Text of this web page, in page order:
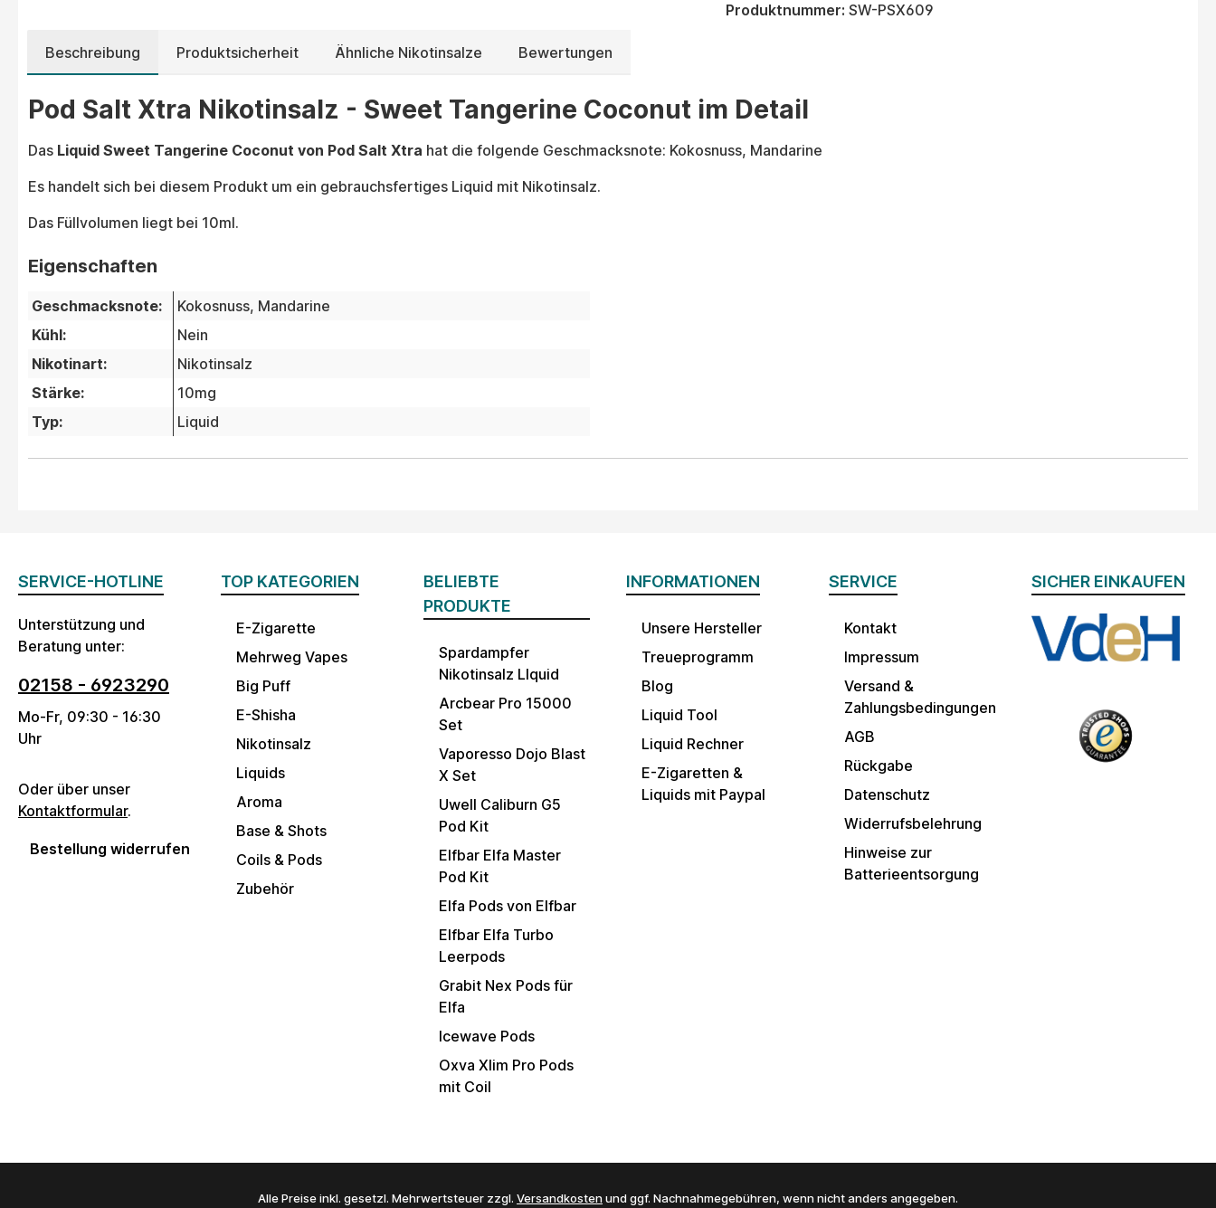
Produktnummer:SW-PSX609
Beschreibung Produktsicherheit Ähnliche Nikotinsalze Bewertungen
Pod Salt Xtra Nikotinsalz - Sweet Tangerine Coconut im Detail
Das Liquid Sweet Tangerine Coconut von Pod Salt Xtra hat die folgende Geschmacksnote: Kokosnuss, Mandarine
Es handelt sich bei diesem Produkt um ein gebrauchsfertiges Liquid mit Nikotinsalz.
Das Füllvolumen liegt bei 10ml.
Eigenschaften
Geschmacksnote: Kokosnuss, Mandarine
Kühl:
Nein
Nikotinart:
Nikotinsalz
Stärke:
10mg
Typ:
Liquid
SERVICE-HOTLINE
Unterstützung und
Beratung unter:
02158 - 6923290
Mo-Fr, 09:30 - 16:30
Uhr
Oder über unser
Kontaktformular.
Bestellung widerrufen
TOP KATEGORIEN
E-Zigarette
Mehrweg Vapes
Big Puff
E-Shisha
Nikotinsalz
Liquids
Aroma
Base & Shots
Coils & Pods
Zubehör
BELIEBTE
PRODUKTE
Spardampfer
Nikotinsalz LIquid
Arcbear Pro 15000
Set
Vaporesso Dojo Blast
X Set
Uwell Caliburn G5
Pod Kit
Elfbar Elfa Master
Pod Kit
Elfa Pods von Elfbar
Elfbar Elfa Turbo
Leerpods
Grabit Nex Pods für
Elfa
Icewave Pods
Oxva Xlim Pro Pods
mit Coil
INFORMATIONEN
Unsere Hersteller
Treueprogramm
Blog
Liquid Tool
Liquid Rechner
E-Zigaretten &
Liquids mit Paypal
SERVICE
Kontakt
Impressum
Versand &
Zahlungsbedingungen
AGB
Rückgabe
Datenschutz
Widerrufsbelehrung
Hinweise zur
Batterieentsorgung
SICHER EINKAUFEN
Alle Preise inkl. gesetzl. Mehrwertsteuer zzgl. Versandkosten und ggf. Nachnahmegebühren, wenn nicht anders angegeben.